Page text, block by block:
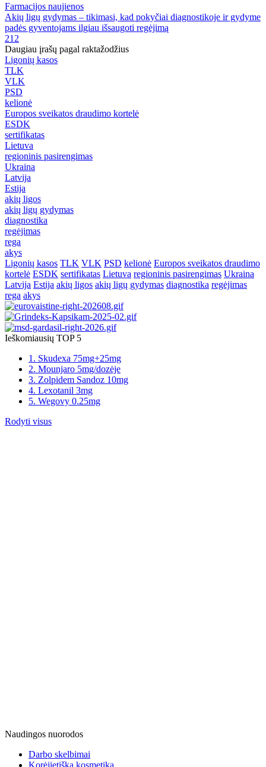
Farmacijos naujienos
Akių ligų gydymas – tikimasi, kad pokyčiai diagnostikoje ir gydyme
padės gyventojams ilgiau išsaugoti regėjimą
212
Daugiau įrašų pagal raktažodžius
Ligonių kasos
TLK
VLK
PSD
kelionė
Europos sveikatos draudimo kortelė
ESDK
sertifikatas
Lietuva
regioninis pasirengimas
Ukraina
Latvija
Estija
akių ligos
akių ligų gydymas
diagnostika
regėjimas
rega
akys
Ligonių kasos TLK VLK PSD kelionė Europos sveikatos draudimo
kortelė ESDK sertifikatas Lietuva regioninis pasirengimas Ukraina
Latvija Estija akių ligos akių ligų gydymas diagnostika regėjimas
rega akys
Ieškomiausių TOP 5
1. Skudexa 75mg+25mg
2. Mounjaro 5mg/dozėje
3. Zolpidem Sandoz 10mg
4. Lexotanil 3mg
5. Wegovy 0.25mg
Rodyti visus
Naudingos nuorodos
Darbo skelbimai
Korėjietiška kosmetika